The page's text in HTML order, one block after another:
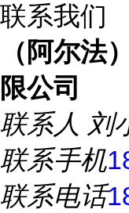
联系我们
（阿尔法
限公司
联系人 刘
联系手机
联系电话